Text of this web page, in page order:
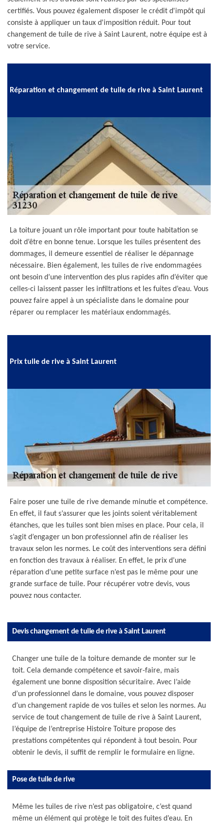
certifiés. Vous pouvez également disposer le crédit d'impôt qui
consiste à appliquer un taux d'imposition réduit. Pour tout
changement de tuile de rive à Saint Laurent, notre équipe est à
votre service.
Réparation et changement de tuile de rive à Saint Laurent
La toiture jouant un rôle important pour toute habitation se
doit d’être en bonne tenue. Lorsque les tuiles présentent des
dommages, il demeure essentiel de réaliser le dépannage
nécessaire. Bien également, les tuiles de rive endommagées
ont besoin d’une intervention des plus rapides afin d’éviter que
celles-ci laissent passer les infiltrations et les fuites d’eau. Vous
pouvez faire appel à un spécialiste dans le domaine pour
réparer ou remplacer les matériaux endommagés.
Prix tuile de rive à Saint Laurent
Faire poser une tuile de rive demande minutie et compétence.
En effet, il faut s’assurer que les joints soient véritablement
étanches, que les tuiles sont bien mises en place. Pour cela, il
s’agit d’engager un bon professionnel afin de réaliser les
travaux selon les normes. Le coût des interventions sera défini
en fonction des travaux à réaliser. En effet, le prix d’une
réparation d’une petite surface n’est pas le même pour une
grande surface de tuile. Pour récupérer votre devis, vous
pouvez nous contacter.
Devis changement de tuile de rive à Saint Laurent
Changer une tuile de la toiture demande de monter sur le
toit. Cela demande compétence et savoir-faire, mais
également une bonne disposition sécuritaire. Avec l’aide
d’un professionnel dans le domaine, vous pouvez disposer
d’un changement rapide de vos tuiles et selon les normes. Au
service de tout changement de tuile de rive à Saint Laurent,
l’équipe de l’entreprise Histoire Toiture propose des
prestations compétentes qui répondent à tout besoin. Pour
obtenir le devis, il suffit de remplir le formulaire en ligne.
Pose de tuile de rive
Même les tuiles de rive n’est pas obligatoire, c’est quand
même un élément qui protège le toit des fuites d’eau. En